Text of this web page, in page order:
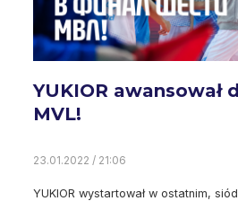
YUKIOR awansował
MVL!
23.01.2022 / 21:06
YUKIOR wystartował w ostatnim,